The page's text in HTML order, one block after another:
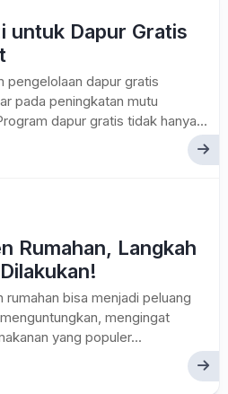
untuk Dapur Gratis
pengelolaan dapur gratis
pada peningkatan mutu
dapur gratis tidak hanya...
Rumahan, Langkah
rumahan bisa menjadi peluang
mengingat
yang populer...